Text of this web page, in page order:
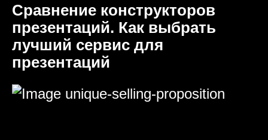
Сравнение конструкторов
презентаций. Как выбрать
лучший сервис для
презентаций